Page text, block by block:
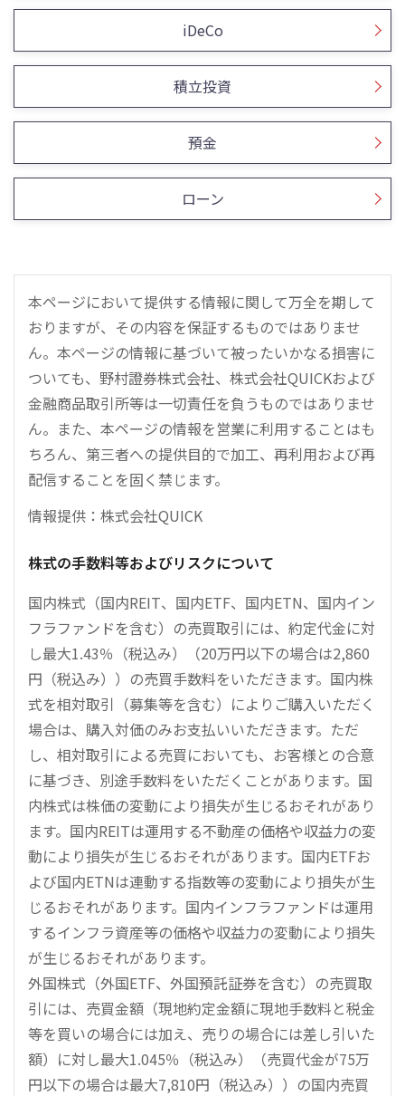
iDeCo
積立投資
預金
ローン
本ページにおいて提供する情報に関して万全を期して
おりますが、その内容を保証するものではありませ
ん。本ページの情報に基づいて被ったいかなる損害に
ついても、野村證券株式会社、株式会社QUICKおよび
金融商品取引所等は一切責任を負うものではありませ
ん。また、本ページの情報を営業に利用することはも
ちろん、第三者への提供目的で加工、再利用および再
配信することを固く禁じます。
情報提供：株式会社QUICK
株式の手数料等およびリスクについて
国内株式（国内REIT、国内ETF、国内ETN、国内イン
フラファンドを含む）の売買取引には、約定代金に対
し最大1.43％（税込み）（20万円以下の場合は2,860
円（税込み））の売買手数料をいただきます。国内株
式を相対取引（募集等を含む）によりご購入いただく
場合は、購入対価のみお支払いいただきます。ただ
し、相対取引による売買においても、お客様との合意
に基づき、別途手数料をいただくことがあります。国
内株式は株価の変動により損失が生じるおそれがあり
ます。国内REITは運用する不動産の価格や収益力の変
動により損失が生じるおそれがあります。国内ETFお
よび国内ETNは連動する指数等の変動により損失が生
じるおそれがあります。国内インフラファンドは運用
するインフラ資産等の価格や収益力の変動により損失
が生じるおそれがあります。
外国株式（外国ETF、外国預託証券を含む）の売買取
引には、売買金額（現地約定金額に現地手数料と税金
等を買いの場合には加え、売りの場合には差し引いた
額）に対し最大1.045％（税込み）（売買代金が75万
円以下の場合は最大7,810円（税込み））の国内売買